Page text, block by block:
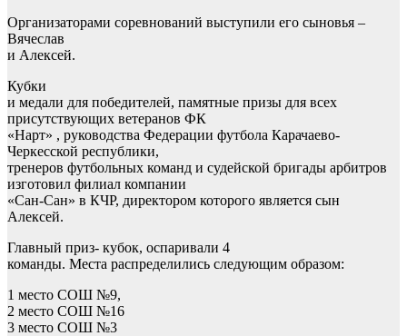
Организаторами соревнований выступили его сыновья –
Вячеслав
и Алексей.
Кубки
и медали для победителей, памятные призы для всех
присутствующих ветеранов ФК
«Нарт» , руководства Федерации футбола Карачаево-
Черкесской республики,
тренеров футбольных команд и судейской бригады арбитров
изготовил филиал компании
«Сан-Сан» в КЧР, директором которого является сын
Алексей.
Главный приз- кубок, оспаривали 4
команды. Места распределились следующим образом:
1 место СОШ №9,
2 место СОШ №16
3 место СОШ №3